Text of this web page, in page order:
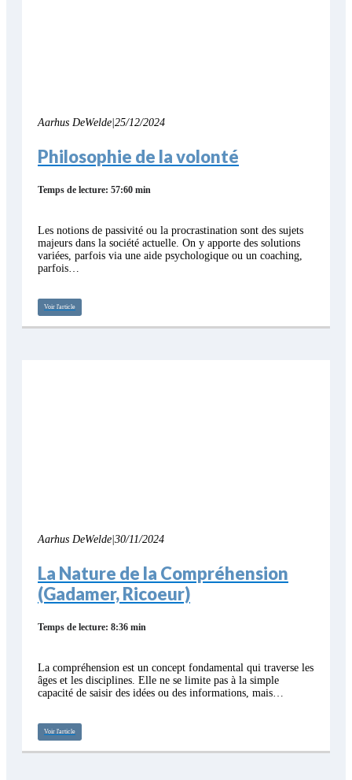
Aarhus DeWelde 25/12/2024
Philosophie de la volonté
Temps de lecture: 57:60 min
Les notions de passivité ou la procrastination sont des sujets
majeurs dans la société actuelle. On y apporte des solutions
variées, parfois via une aide psychologique ou un coaching,
parfois…
Voir l'article
Aarhus DeWelde 30/11/2024
La Nature de la Compréhension
(Gadamer, Ricoeur)
Temps de lecture: 8:36 min
La compréhension est un concept fondamental qui traverse les
âges et les disciplines. Elle ne se limite pas à la simple
capacité de saisir des idées ou des informations, mais…
Voir l'article